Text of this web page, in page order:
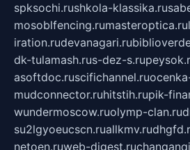
spksochi.rushkola-klassika.ru
mosoblfencing.rumasteroptica.ru
iration.rudevanagari.ru
dk-tulamash.rus-dez-s.ru
asoftdoc.ruscifichannel.ru
mudconnector.ruhitstih.rupik-
wundermoscow.ruolymp-clan.ru
su2lgyoeucscn.ruallkmv.ru
netoen.ruweb-digest.ru